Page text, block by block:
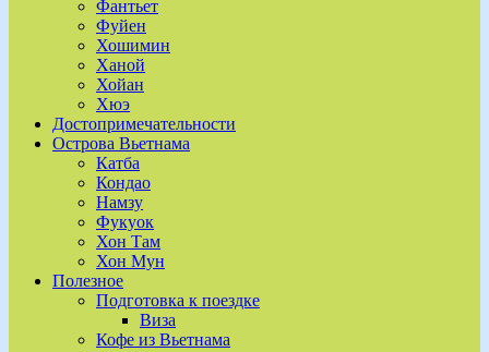
Фантьет
Фуйен
Хошимин
Ханой
Хойан
Хюэ
Достопримечательности
Острова Вьетнама
Катба
Кондао
Намзу
Фукуок
Хон Там
Хон Мун
Полезное
Подготовка к поездке
Виза
Кофе из Вьетнама